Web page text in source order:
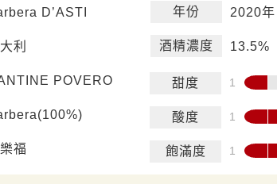
D’ASTI
利
POVERO
福
年份 2020年
酒精濃度 13.5%
甜度
酸度
飽滿度